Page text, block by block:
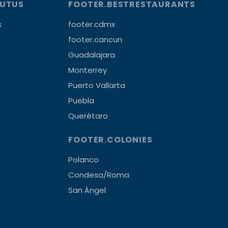
FOOTER.BESTRESTAURANTS
footer.cdmx
footer.cancun
Guadalajara
Monterrey
Puerto Vallarta
Puebla
Querétaro
FOOTER.COLONIES
Polanco
Condesa/Roma
San Ángel